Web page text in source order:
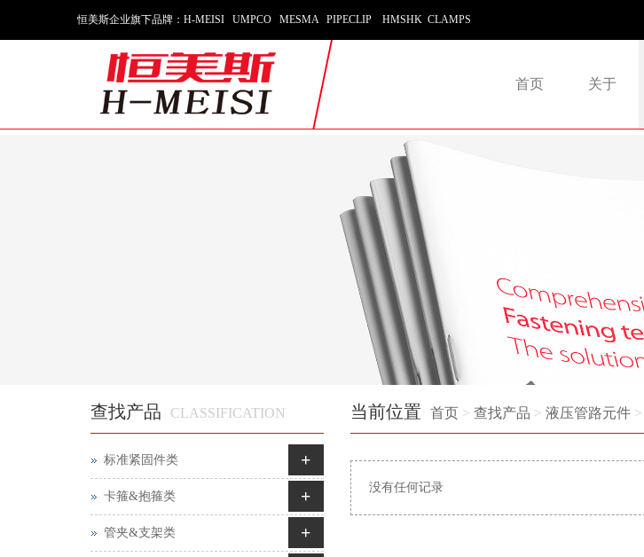
恒美斯企业旗下品牌：H-MEISI UMPCO MESMA PIPECLIP HMSHK CLAMPS
首页 关于
当前位置 首页> 查找产品 > 液压管路元件>
没有任何记录
查找产品 CLASSIFICATION
标准紧固件类 +
卡箍&抱箍类 +
管夹&支架类 +